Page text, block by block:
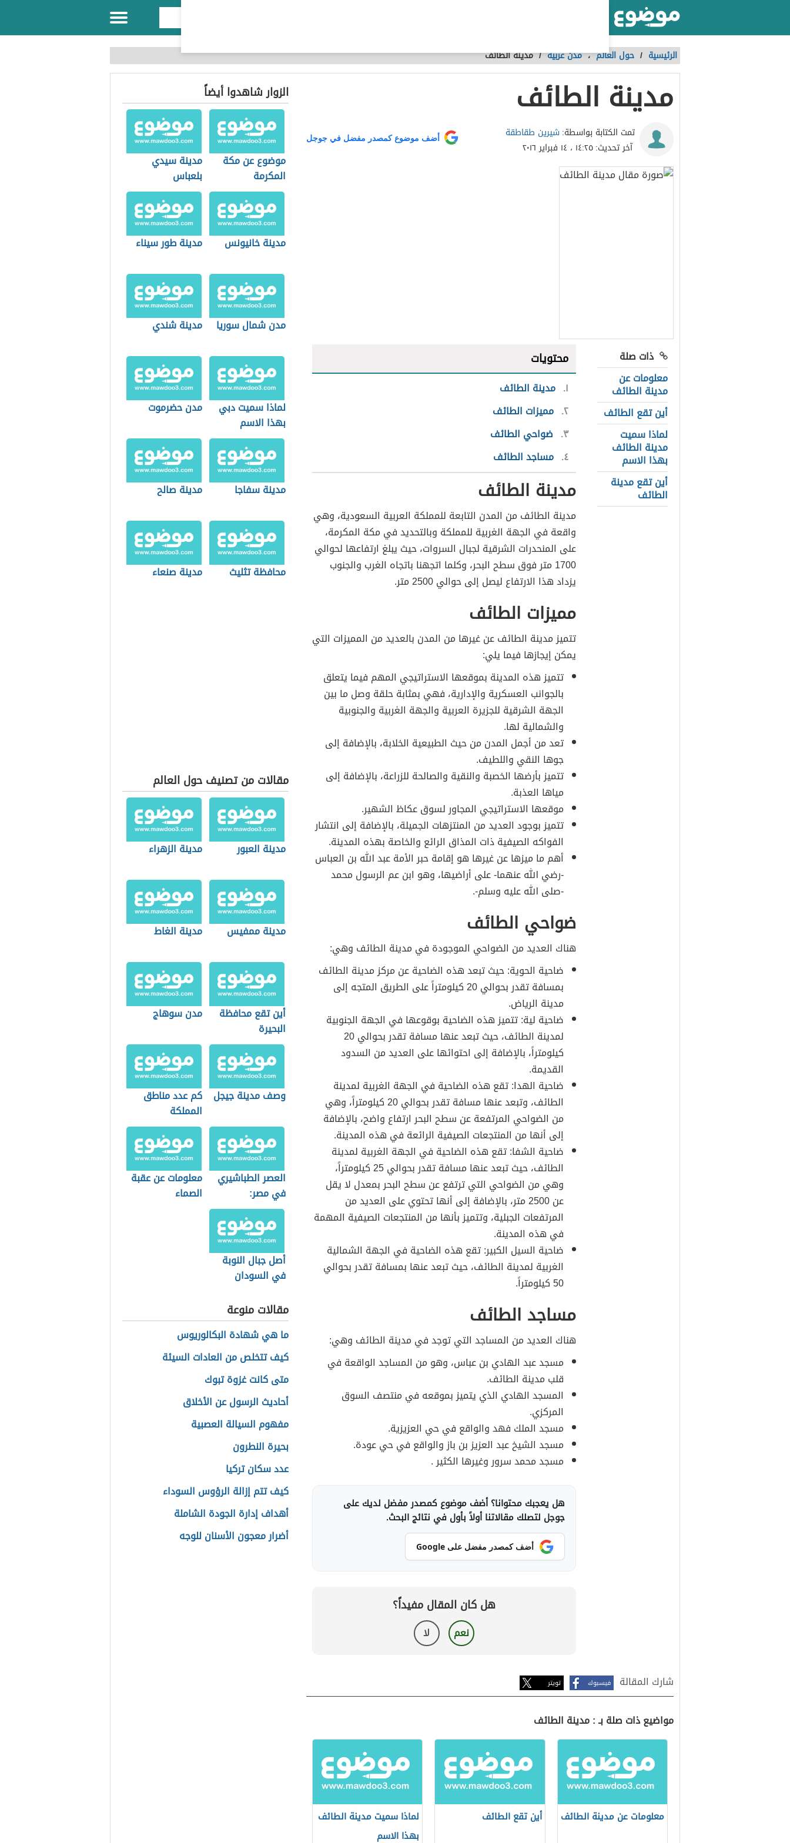
الرئيسية / حول العالم،مدن عربية /مدينة الطائف
مدينة الطائف
تمت الكتابة بواسطة:شيرين طقاطقة
آخر تحديث:١٤:٢٥ ، ١٤ فبراير ٢٠١٦
أضف موضوع كمصدر مفضل في جوجل
ذات صلة
معلومات عن
مدينة الطائف
أين تقع الطائف
لماذا سميت
مدينة الطائف
بهذا الاسم
أين تقع مدينة
الطائف
محتويات
١ مدينة الطائف
٢ مميزات الطائف
٣ ضواحي الطائف
٤ مساجد الطائف
مدينة الطائف
مدينة الطائف من المدن التابعة للمملكة العربية السعودية، وهي
واقعة في الجهة الغربية للمملكة وبالتحديد في مكة المكرمة،
على المنحدرات الشرقية لجبال السروات، حيث يبلغ ارتفاعها لحوالي
1700 متر فوق سطح البحر، وكلما اتجهنا باتجاه الغرب والجنوب
يزداد هذا الارتفاع ليصل إلى حوالي 2500 متر.
مميزات الطائف
تتميز مدينة الطائف عن غيرها من المدن بالعديد من المميزات التي
يمكن إيجازها فيما يلي:
تتميز هذه المدينة بموقعها الاستراتيجي المهم فيما يتعلق
بالجوانب العسكرية والإدارية، فهي بمثابة حلقة وصل ما بين
الجهة الشرقية للجزيرة العربية والجهة الغربية والجنوبية
والشمالية لها.
تعد من أجمل المدن من حيث الطبيعية الخلابة، بالإضافة إلى
جوها النقي واللطيف.
تتميز بأرضها الخصبة والنقية والصالحة للزراعة، بالإضافة إلى
مياها العذبة.
موقعها الاستراتيجي المجاور لسوق عكاظ الشهير.
تتميز بوجود العديد من المنتزهات الجميلة، بالإضافة إلى انتشار
الفواكه الصيفية ذات المذاق الرائع والخاصة بهذه المدينة.
أهم ما ميزها عن غيرها هو إقامة حبر الأمة عبد الله بن العباس
-رضي الله عنهما- على أراضيها، وهو ابن عم الرسول محمد
-صلى الله عليه وسلم-.
ضواحي الطائف
هناك العديد من الضواحي الموجودة في مدينة الطائف وهي:
ضاحية الحوية: حيث تبعد هذه الضاحية عن مركز مدينة الطائف
بمسافة تقدر بحوالي 20 كيلومتراً على الطريق المتجه إلى
مدينة الرياض.
ضاحية لية: تتميز هذه الضاحية بوقوعها في الجهة الجنوبية
لمدينة الطائف، حيث تبعد عنها مسافة تقدر بحوالي 20
كيلومتراً، بالإضافة إلى احتوائها على العديد من السدود
القديمة.
ضاحية الهدا: تقع هذه الضاحية في الجهة الغربية لمدينة
الطائف، وتبعد عنها مسافة تقدر بحوالي 20 كيلومتراً، وهي
من الضواحي المرتفعة عن سطح البحر ارتفاع واضح، بالإضافة
إلى أنها من المنتجعات الصيفية الرائعة في هذه المدينة.
ضاحية الشفا: تقع هذه الضاحية في الجهة الغربية لمدينة
الطائف، حيث تبعد عنها مسافة تقدر بحوالي 25 كيلومتراً،
وهي من الضواحي التي ترتفع عن سطح البحر بمعدل لا يقل
عن 2500 متر، بالإضافة إلى أنها تحتوي على العديد من
المرتفعات الجبلية، وتتميز بأنها من المنتجعات الصيفية المهمة
في هذه المدينة.
ضاحية السيل الكبير: تقع هذه الضاحية في الجهة الشمالية
الغربية لمدينة الطائف، حيث تبعد عنها بمسافة تقدر بحوالي
50 كيلومتراً.
مساجد الطائف
هناك العديد من المساجد التي توجد في مدينة الطائف وهي:
مسجد عبد الهادي بن عباس، وهو من المساجد الواقعة في
قلب مدينة الطائف.
المسجد الهادي الذي يتميز بموقعه في منتصف السوق
المركزي.
مسجد الملك فهد والواقع في حي العزيزية.
مسجد الشيخ عبد العزيز بن باز والواقع في حي عودة.
مسجد محمد سرور وغيرها الكثير .
هل يعجبك محتوانا؟ أضف موضوع كمصدر مفضل لديك على
جوجل لتصلك مقالاتنا أولاً بأول في نتائج البحث.
أضف كمصدر مفضل على Google
هل كان المقال مفيداً؟
نعم لا
شارك المقالة فيسبوك تويتر
مواضيع ذات صلة بـ : مدينة الطائف
معلومات عن مدينة الطائف أين تقع الطائف
لماذا سميت مدينة الطائف
بهذا الاسم
الزوار شاهدوا أيضاً
موضوع عن مكة
المكرمة
مدينة سيدي
بلعباس
مدينة خانيونس مدينة طور سيناء
مدن شمال سوريا مدينة شندي
لماذا سميت دبي
بهذا الاسم
مدن حضرموت
مدينة سفاجا مدينة صالح
محافظة تثليث مدينة صنعاء
مقالات من تصنيف حول العالم
مدينة العبور مدينة الزهراء
مدينة ممفيس مدينة الغاط
أين تقع محافظة
البحيرة
مدن سوهاج
وصف مدينة جيجل
كم عدد مناطق
المملكة
العصر الطباشيري
في مصر:
الجيولوجيا
والأحداث
معلومات عن عقبة
الصماء
أصل جبال النوبة
في السودان
مقالات منوعة
ما هي شهادة البكالوريوس
كيف تتخلص من العادات السيئة
متى كانت غزوة تبوك
أحاديث الرسول عن الأخلاق
مفهوم السيالة العصبية
بحيرة النطرون
عدد سكان تركيا
كيف تتم إزالة الرؤوس السوداء
أهداف إدارة الجودة الشاملة
أضرار معجون الأسنان للوجه